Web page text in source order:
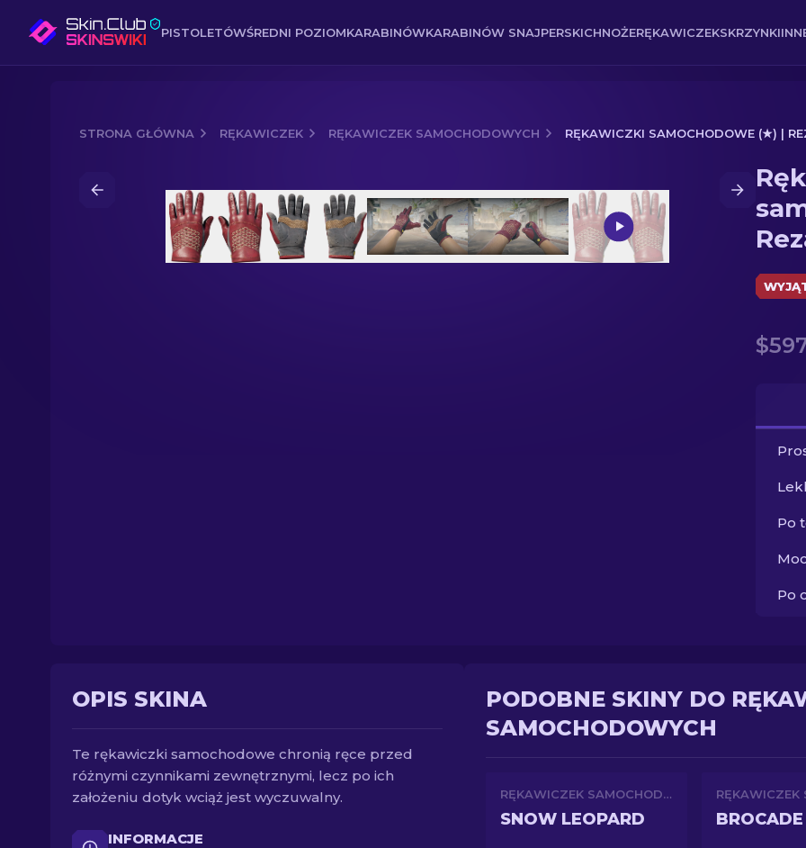
PISTOLETÓWŚREDNI POZIOMKARABINÓWKARABINÓW SNAJPERSKICHNOŻERĘKAWICZEKSKRZYNKI
STRONA GŁÓWNA RĘKAWICZEK RĘKAWICZEK SAMOCHODOWYCH RĘKAWICZKI SAMOCHODOWE (★) |
Media of Rękawiczki samochodowe (★) | Rezan Czerwony
Po
Po
OPIS SKINA
Te rękawiczki samochodowe chronią ręce przed
różnymi czynnikami zewnętrznymi, lecz po ich
założeniu dotyk wciąż jest wyczuwalny.
INFORMACJE
PODOBNE SKINY DO
SAMOCHODOWYCH
RĘKAWICZEK SAMOCHODOWYCH
SNOW LEOPARD